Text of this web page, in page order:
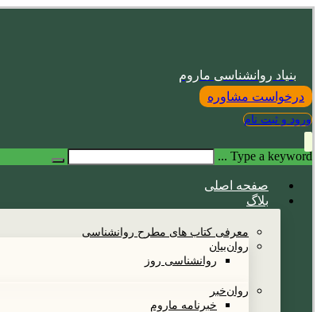
بنیاد روانشناسی ماروم
درخواست مشاوره
ورود و ثبت نام
Type a keyword ...
صفحه اصلی
بلاگ
معرفی کتاب های مطرح روانشناسی
روان‌بیان
روانشناسی روز
روان‌خبر
خبرنامه ماروم